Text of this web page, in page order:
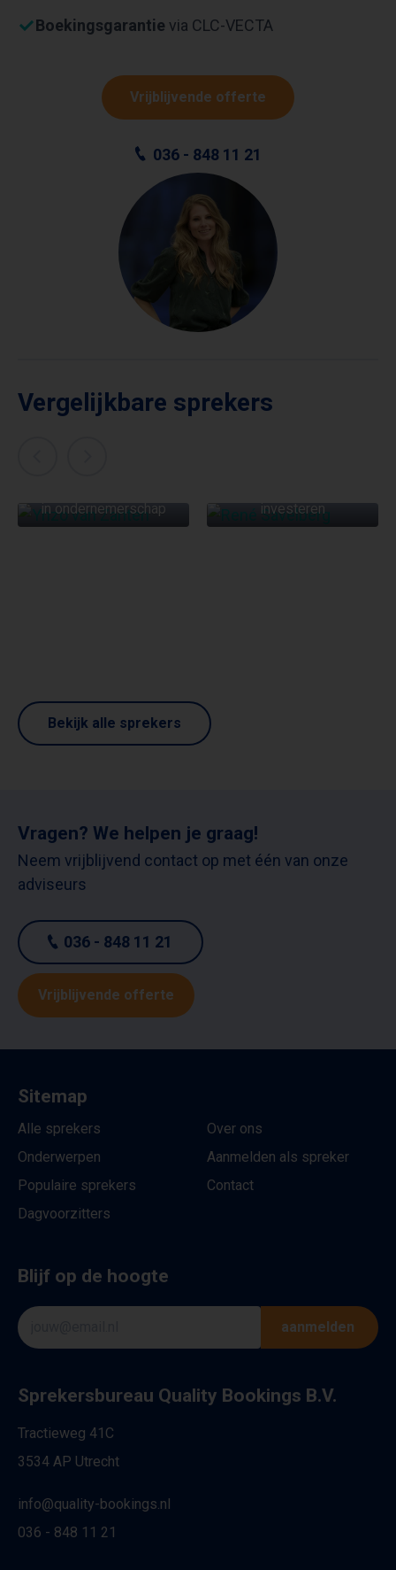
Boekingsgarantie via CLC-VECTA
Vrijblijvende offerte
036 - 848 11 21
Vergelijkbare sprekers
in ondernemerschap
investeren
Bekijk alle sprekers
Vragen? We helpen je graag!
Neem vrijblijvend contact op met één van onze
adviseurs
036 - 848 11 21
Vrijblijvende offerte
Sitemap
Alle sprekers
Onderwerpen
Populaire sprekers
Dagvoorzitters
Over ons
Aanmelden als spreker
Contact
Blijf op de hoogte
aanmelden
Sprekersbureau Quality Bookings B.V.
Tractieweg 41C
3534 AP Utrecht
info@quality-bookings.nl
036 - 848 11 21